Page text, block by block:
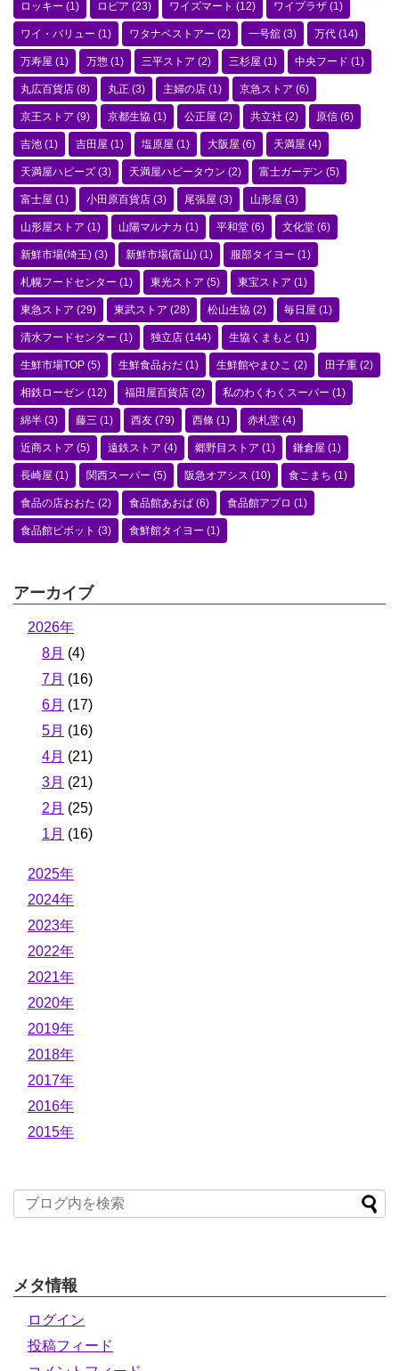
ロッキー (1) ロピア (23) ワイズマート (12) ワイプラザ (1)
ワイ・バリュー (1) ワタナベストアー (2) 一号舘 (3) 万代 (14)
万寿屋 (1) 万惣 (1) 三平ストア (2) 三杉屋 (1) 中央フード (1)
丸広百貨店 (8) 丸正 (3) 主婦の店 (1) 京急ストア (6)
京王ストア (9) 京都生協 (1) 公正屋 (2) 共立社 (2) 原信 (6)
吉池 (1) 吉田屋 (1) 塩原屋 (1) 大阪屋 (6) 天満屋 (4)
天満屋ハピーズ (3) 天満屋ハピータウン (2) 富士ガーデン (5)
富士屋 (1) 小田原百貨店 (3) 尾張屋 (3) 山形屋 (3)
山形屋ストア (1) 山陽マルナカ (1) 平和堂 (6) 文化堂 (6)
新鮮市場(埼玉) (3) 新鮮市場(富山) (1) 服部タイヨー (1)
札幌フードセンター (1) 東光ストア (5) 東宝ストア (1)
東急ストア (29) 東武ストア (28) 松山生協 (2) 毎日屋 (1)
清水フードセンター (1) 独立店 (144) 生協くまもと (1)
生鮮市場TOP (5) 生鮮食品おだ (1) 生鮮館やまひこ (2) 田子重 (2)
相鉄ローゼン (12) 福田屋百貨店 (2) 私のわくわくスーパー (1)
綿半 (3) 藤三 (1) 西友 (79) 西條 (1) 赤札堂 (4)
近商ストア (5) 遠鉄ストア (4) 郷野目ストア (1) 鎌倉屋 (1)
長崎屋 (1) 関西スーパー (5) 阪急オアシス (10) 食こまち (1)
食品の店おおた (2) 食品館あおば (6) 食品館アプロ (1)
食品館ピボット (3) 食鮮館タイヨー (1)
アーカイブ
2026年
8月 (4)
7月 (16)
6月 (17)
5月 (16)
4月 (21)
3月 (21)
2月 (25)
1月 (16)
2025年
2024年
2023年
2022年
2021年
2020年
2019年
2018年
2017年
2016年
2015年
メタ情報
ログイン
投稿フィード